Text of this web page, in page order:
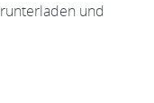
und